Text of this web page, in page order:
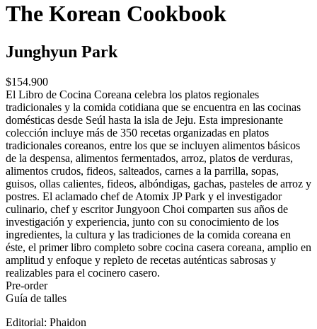
The Korean Cookbook
Junghyun Park
$154.900
El Libro de Cocina Coreana celebra los platos regionales
tradicionales y la comida cotidiana que se encuentra en las cocinas
domésticas desde Seúl hasta la isla de Jeju. Esta impresionante
colección incluye más de 350 recetas organizadas en platos
tradicionales coreanos, entre los que se incluyen alimentos básicos
de la despensa, alimentos fermentados, arroz, platos de verduras,
alimentos crudos, fideos, salteados, carnes a la parrilla, sopas,
guisos, ollas calientes, fideos, albóndigas, gachas, pasteles de arroz y
postres. El aclamado chef de Atomix JP Park y el investigador
culinario, chef y escritor Jungyoon Choi comparten sus años de
investigación y experiencia, junto con su conocimiento de los
ingredientes, la cultura y las tradiciones de la comida coreana en
éste, el primer libro completo sobre cocina casera coreana, amplio en
amplitud y enfoque y repleto de recetas auténticas sabrosas y
realizables para el cocinero casero.
Pre-order
Guía de talles
Editorial: Phaidon